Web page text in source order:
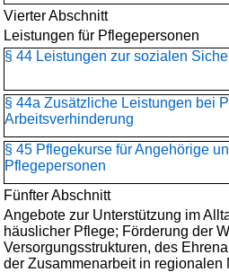
Vierter Abschnitt
Leistungen für Pflegepersonen
§ 44 Leistungen zur sozialen
§ 44a Zusätzliche Leistungen bei
Arbeitsverhinderung
§ 45 Pflegekurse für Angehörige
Pflegepersonen
Fünfter Abschnitt
Angebote zur Unterstützung im
häuslicher Pflege; Förderung der
Versorgungsstrukturen, des
der Zusammenarbeit in regionalen